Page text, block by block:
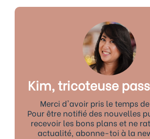
Kim, tricoteuse
Merci d'avoir pris le temps
Pour être notifié des nouvelles
recevoir les bons plans et ne
actualité, abonne-toi à la